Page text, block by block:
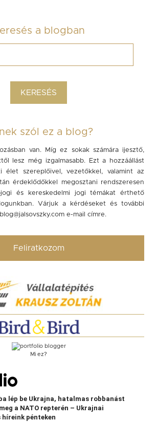
a blogban
szól ez a blog?
van. Míg ez sokak számára ijesztő,
lesz még izgalmasabb. Ezt a hozzáállást
élet szereplőivel, vezetőkkel, valamint az
érdeklődőkkel megosztani rendszeresen
és kereskedelmi jogi témákat érthető
Várjuk a kérdéseket és további
blog@jalsovszky.com e-mail címre.
Feliratkozom
Mi ez?
lép be Ukrajna, hatalmas robbanást
a NATO repterén – Ukrajnai
híreink pénteken